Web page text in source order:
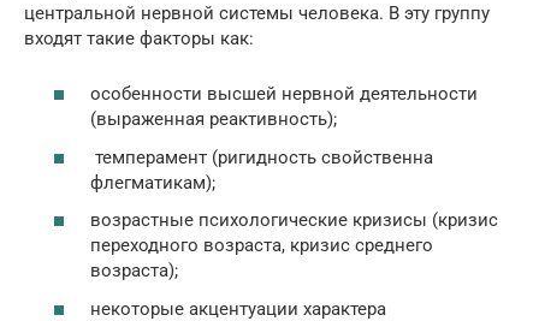
центральной нервной системы человека. В эту группу
входят такие факторы как:
особенности высшей нервной деятельности
(выраженная реактивность);
темперамент (ригидность свойственна
флегматикам);
возрастные психологические кризисы (кризис
переходного возраста, кризис среднего
возраста);
некоторые акцентуации характера